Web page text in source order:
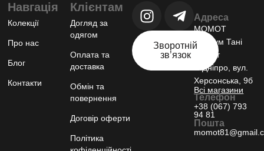
Адреса
МОМОТ
шоурум Тані
Момот
м.Дніпро, вул.
Херсонська, 9б
Всі магазини
Телефон
+38 (067) 793
94 81
Пошта
Навгація
Колекції
Про нас
Блог
Контакти
Клієнтам
Догляд за
одягом
Оплата та
доставка
Обмін та
повернення
Договір оферти
Політика
Зворотній
звʼязок